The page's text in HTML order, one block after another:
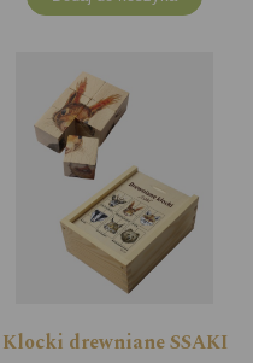
Klocki drewniane SSAKI